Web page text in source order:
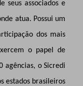
seus associados e
atua. Possui um
dos mais
o papel de
agências, o Sicredi
estados brasileiros